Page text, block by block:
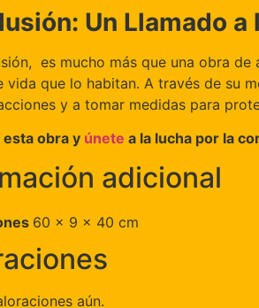
Un Llamado
es mucho más que una obra
vida que lo habitan. A través de su
y a tomar medidas para
obra y únete a la lucha por la
adicional
60 × 9 × 40 cm
aún.